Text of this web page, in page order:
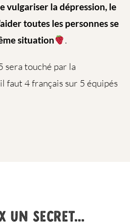
vulgariser la dépression, le
toutes les personnes se
situation .
sera touché par la
faut 4 français sur 5 équipés
un secret...